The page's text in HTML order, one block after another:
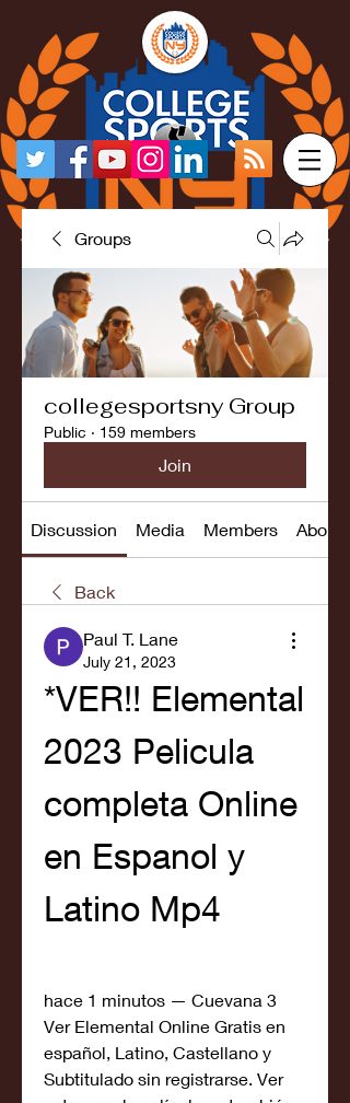
Groups
collegesportsny Group
Public · 159 members
Join
Discussion Media Members About
Back
Paul T. Lane
July 21, 2023
*VER!! Elemental
2023 Pelicula
completa Online
en Espanol y
Latino Mp4
hace 1 minutos — Cuevana 3
Ver Elemental Online Gratis en
español, Latino, Castellano y
Subtitulado sin registrarse. Ver